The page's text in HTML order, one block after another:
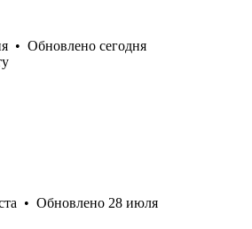
• Обновлено сегодня
• Обновлено 28 июля